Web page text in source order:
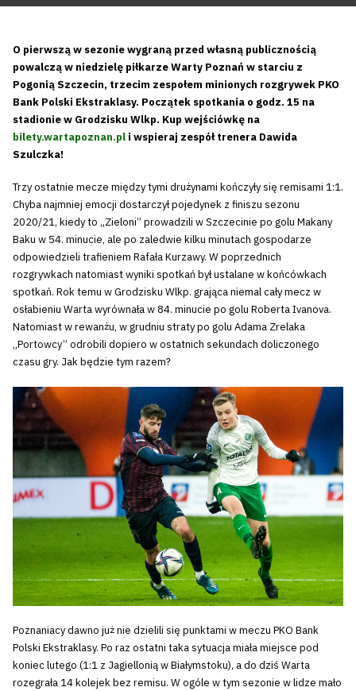
O pierwszą w sezonie wygraną przed własną publicznością
powalczą w niedzielę piłkarze Warty Poznań w starciu z
Pogonią Szczecin, trzecim zespołem minionych rozgrywek PKO
Bank Polski Ekstraklasy. Początek spotkania o godz. 15 na
stadionie w Grodzisku Wlkp. Kup wejściówkę na
bilety.wartapoznan.pl i wspieraj zespół trenera Dawida
Szulczka!
Trzy ostatnie mecze między tymi drużynami kończyły się remisami 1:1.
Chyba najmniej emocji dostarczył pojedynek z finiszu sezonu
2020/21, kiedy to „Zieloni” prowadzili w Szczecinie po golu Makany
Baku w 54. minucie, ale po zaledwie kilku minutach gospodarze
odpowiedzieli trafieniem Rafała Kurzawy. W poprzednich
rozgrywkach natomiast wyniki spotkań był ustalane w końcówkach
spotkań. Rok temu w Grodzisku Wlkp. grająca niemal cały mecz w
osłabieniu Warta wyrównała w 84. minucie po golu Roberta Ivanova.
Natomiast w rewanżu, w grudniu straty po golu Adama Zrelaka
„Portowcy” odrobili dopiero w ostatnich sekundach doliczonego
czasu gry. Jak będzie tym razem?
Poznaniacy dawno już nie dzielili się punktami w meczu PKO Bank
Polski Ekstraklasy. Po raz ostatni taka sytuacja miała miejsce pod
koniec lutego (1:1 z Jagiellonią w Białymstoku), a do dziś Warta
rozegrała 14 kolejek bez remisu. W ogóle w tym sezonie w lidze mało